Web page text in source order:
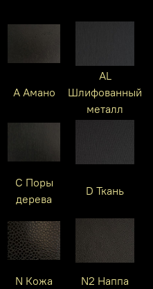
A Амано
AL
Шлифованный
металл
C Поры
дерева
D Ткань
N Кожа N2 Наппа